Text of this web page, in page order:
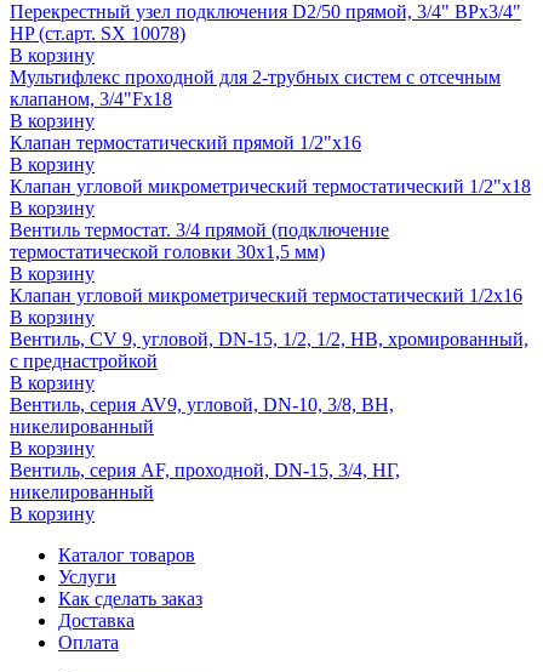
Перекрестный узел подключения D2/50 прямой, 3/4" ВРх3/4"
HP (ст.арт. SX 10078)
В корзину
Мультифлекс проходной для 2-трубных систем с отсечным
клапаном, 3/4"Fx18
В корзину
Клапан термостатический прямой 1/2"x16
В корзину
Клапан угловой микрометрический термостатический 1/2"x18
В корзину
Вентиль термостат. 3/4 прямой (подключение
термостатической головки 30x1,5 мм)
В корзину
Клапан угловой микрометрический термостатический 1/2x16
В корзину
Вентиль, CV 9, угловой, DN-15, 1/2, 1/2, НВ, хромированный,
с преднастройкой
В корзину
Вентиль, серия AV9, угловой, DN-10, 3/8, ВН,
никелированный
В корзину
Вентиль, серия AF, проходной, DN-15, 3/4, НГ,
никелированный
В корзину
Каталог товаров
Услуги
Как сделать заказ
Доставка
Оплата